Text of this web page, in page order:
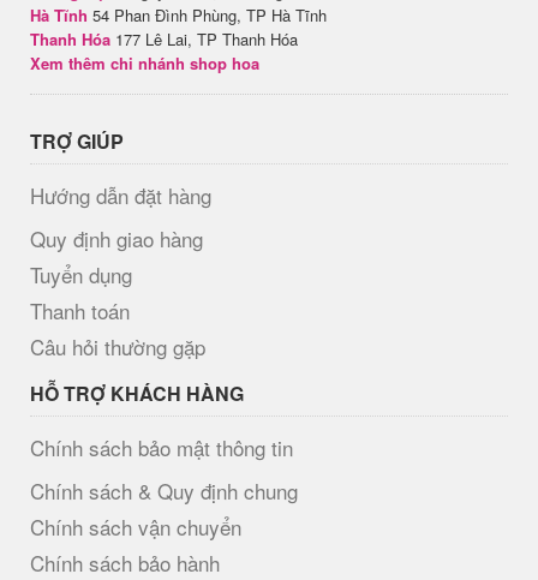
Hà Tĩnh 54 Phan Đình Phùng, TP Hà Tĩnh
Thanh Hóa 177 Lê Lai, TP Thanh Hóa
Xem thêm chi nhánh shop hoa
TRỢ GIÚP
Hướng dẫn đặt hàng
Quy định giao hàng
Tuyển dụng
Thanh toán
Câu hỏi thường gặp
HỖ TRỢ KHÁCH HÀNG
Chính sách bảo mật thông tin
Chính sách & Quy định chung
Chính sách vận chuyển
Chính sách bảo hành